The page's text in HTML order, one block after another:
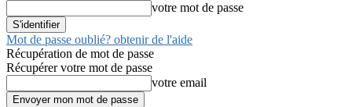
votre mot de passe
Mot de passe oublié? obtenir de l'aide
Récupération de mot de passe
Récupérer votre mot de passe
votre email